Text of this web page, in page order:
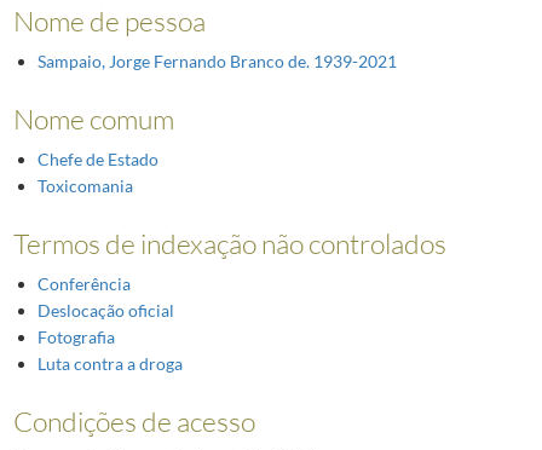
Nome de pessoa
Sampaio, Jorge Fernando Branco de. 1939-2021
Nome comum
Chefe de Estado
Toxicomania
Termos de indexação não controlados
Conferência
Deslocação oficial
Fotografia
Luta contra a droga
Condições de acesso